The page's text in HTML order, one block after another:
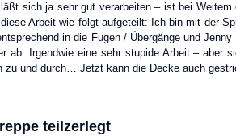
sich ja sehr gut verarbeiten – ist bei
diese Arbeit wie folgt aufgeteilt: Ich bin mit der
in die Fugen / Übergänge und
ab. Irgendwie eine sehr stupide Arbeit – aber
zu und durch… Jetzt kann die Decke auch
teilzerlegt